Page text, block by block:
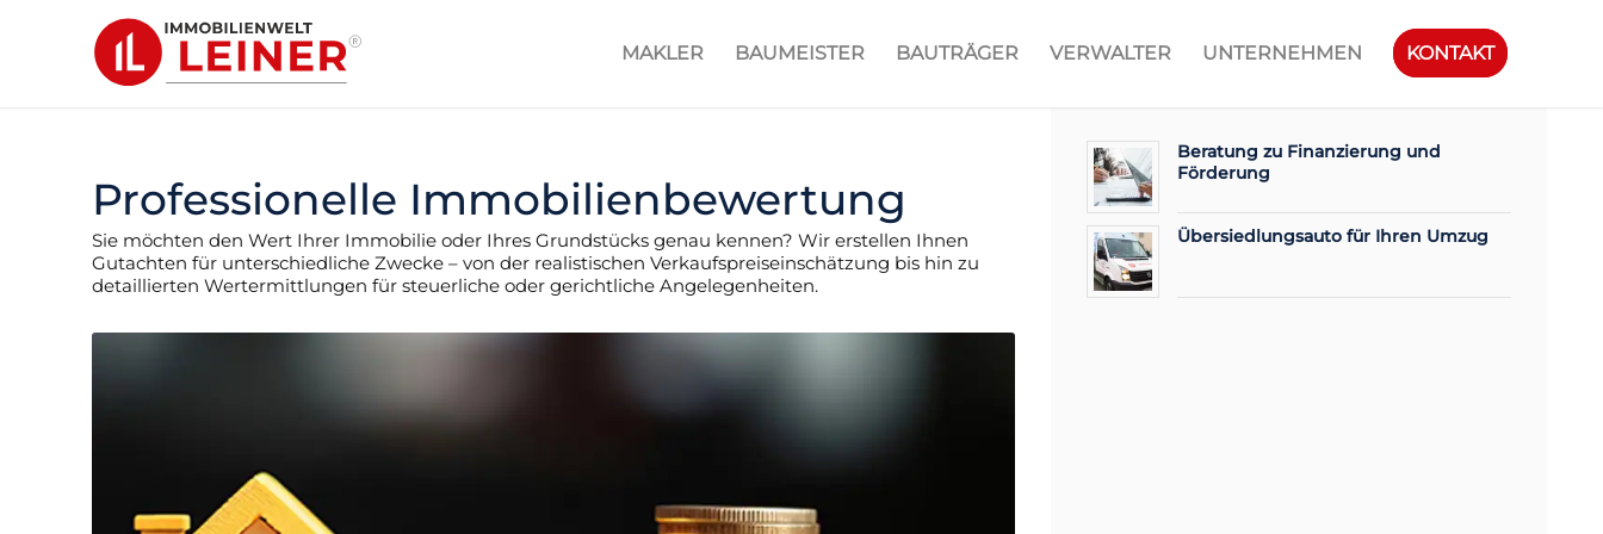
MAKLER BAUMEISTER BAUTRÄGER VERWALTER UNTERNEHMEN KONTAKT
Professionelle Immobilienbewertung
Sie möchten den Wert Ihrer Immobilie oder Ihres Grundstücks genau kennen? Wir erstellen Ihnen
Gutachten für unterschiedliche Zwecke – von der realistischen Verkaufspreiseinschätzung bis hin zu
detaillierten Wertermittlungen für steuerliche oder gerichtliche Angelegenheiten.
Beratung zu Finanzierung und
Förderung
Übersiedlungsauto für Ihren Umzug